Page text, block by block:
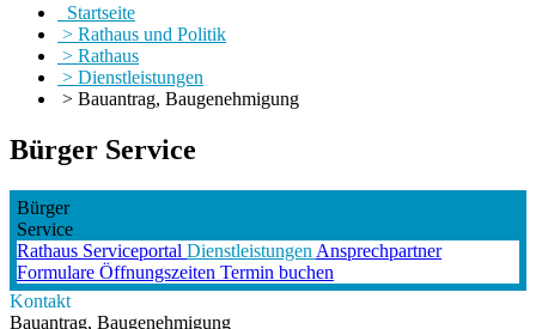
Startseite
> Rathaus und Politik
> Rathaus
> Dienstleistungen
> Bauantrag, Baugenehmigung
Bürger Service
Bürger
Service
Rathaus Serviceportal Dienstleistungen Ansprechpartner
Formulare Öffnungszeiten Termin buchen
Kontakt
Bauantrag, Baugenehmigung